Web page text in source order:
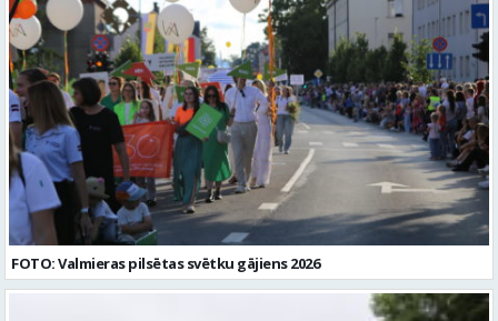
FOTO: Valmieras pilsētas svētku gājiens 2026